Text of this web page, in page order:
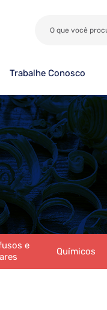
Trabalhe Conosco
e
Químicos